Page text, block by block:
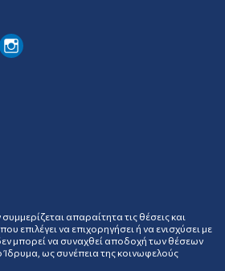
απαραίτητα τις θέσεις και
επιλέγει να επιχορηγήσει ή να ενισχύσει με
μπορεί να συναχθεί αποδοχή των θέσεων
ως συνέπεια της κοινωφελούς